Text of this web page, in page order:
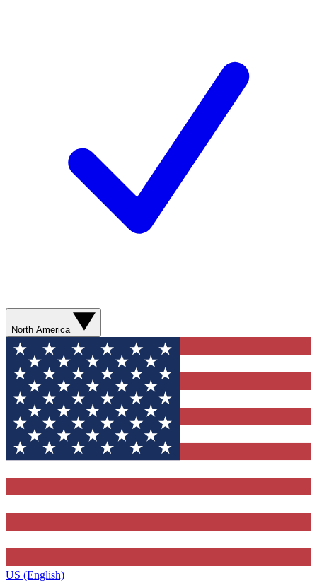
North America
US (English)